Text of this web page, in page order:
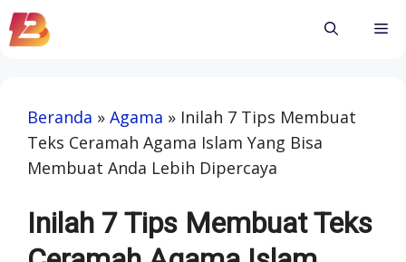
Skip
to
Beranda » Agama » Inilah 7 Tips Membuat
Teks Ceramah Agama Islam Yang Bisa
Membuat Anda Lebih Dipercaya
Inilah 7 Tips Membuat Teks